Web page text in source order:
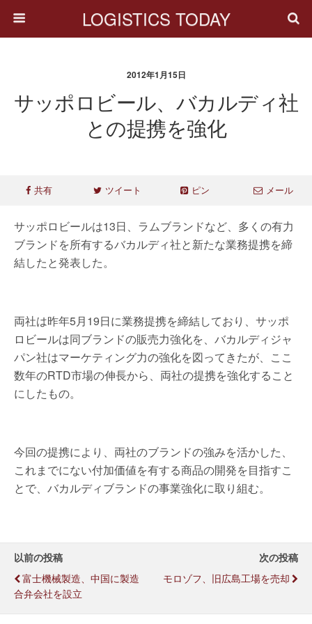
LOGISTICS TODAY
2012年1月15日
サッポロビール、バカルディ社
との提携を強化
共有 ツイート ピン メール
サッポロビールは13日、ラムブランドなど、多くの有力
ブランドを所有するバカルディ社と新たな業務提携を締
結したと発表した。
両社は昨年5月19日に業務提携を締結しており、サッポ
ロビールは同ブランドの販売力強化を、バカルディジャ
パン社はマーケティング力の強化を図ってきたが、ここ
数年のRTD市場の伸長から、両社の提携を強化すること
にしたもの。
今回の提携により、両社のブランドの強みを活かした、
これまでにない付加価値を有する商品の開発を目指すこ
とで、バカルディブランドの事業強化に取り組む。
以前の投稿
富士機械製造、中国に製造
合弁会社を設立
次の投稿
モロゾフ、旧広島工場を売却